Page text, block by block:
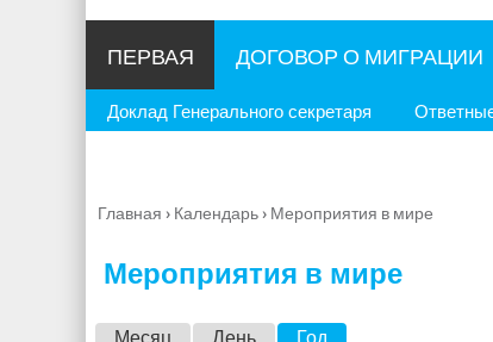
ПЕРВАЯ ДОГОВОР О МИГРАЦИИ
Доклад Генерального секретаря
Вы
Главная › Календарь› Мероприятия в мире
Мероприятия в мире